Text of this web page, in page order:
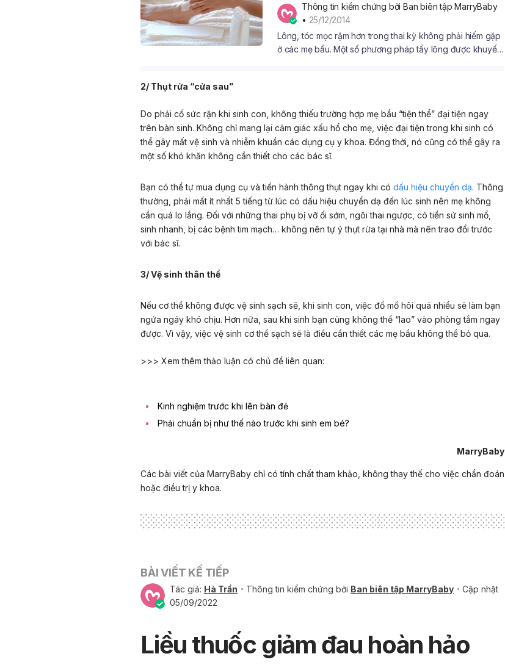
Thông tin kiểm chứng bởi Ban biên tập MarryBaby
• 25/12/2014
Lông, tóc mọc rậm hơn trong thai kỳ không phải hiếm gặp
ở các mẹ bầu. Một số phương pháp tẩy lông được khuyến
2/ Thụt rửa “cửa sau”
Do phải cố sức rặn khi sinh con, không thiếu trường hợp mẹ bầu “tiện thể” đại tiện ngay
trên bàn sinh. Không chỉ mang lại cảm giác xấu hổ cho mẹ, việc đại tiện trong khi sinh có
thể gây mất vệ sinh và nhiễm khuẩn các dụng cụ y khoa. Đồng thời, nó cũng có thể gây ra
một số khó khăn không cần thiết cho các bác sĩ.
Bạn có thể tự mua dụng cụ và tiến hành thông thụt ngay khi có dấu hiệu chuyển dạ. Thông
thường, phải mất ít nhất 5 tiếng từ lúc có dấu hiệu chuyển dạ đến lúc sinh nên mẹ không
cần quá lo lắng. Đối với những thai phụ bị vỡ ối sớm, ngôi thai ngược, có tiền sử sinh mổ,
sinh nhanh, bị các bệnh tim mạch… không nên tự ý thụt rửa tại nhà mà nên trao đổi trước
với bác sĩ.
3/ Vệ sinh thân thể
Nếu cơ thể không được vệ sinh sạch sẽ, khi sinh con, việc đổ mồ hôi quá nhiều sẽ làm bạn
ngứa ngáy khó chịu. Hơn nữa, sau khi sinh bạn cũng không thể “lao” vào phòng tắm ngay
được. Vì vậy, việc vệ sinh cơ thể sạch sẽ là điều cần thiết các mẹ bầu không thể bỏ qua.
>>> Xem thêm thảo luận có chủ đề liên quan:
Kinh nghiệm trước khi lên bàn đẻ
Phải chuẩn bị như thế nào trước khi sinh em bé?
MarryBaby
Các bài viết của MarryBaby chỉ có tính chất tham khảo, không thay thế cho việc chẩn đoán
hoặc điều trị y khoa.
BÀI VIẾT KẾ TIẾP
Tác giả: Hà Trần Thông tin kiểm chứng bởi Ban biên tập MarryBaby
Cập nhật
05/09/2022
Liều thuốc giảm đau hoàn hảo